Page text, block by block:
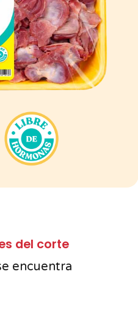
del corte
encuentra